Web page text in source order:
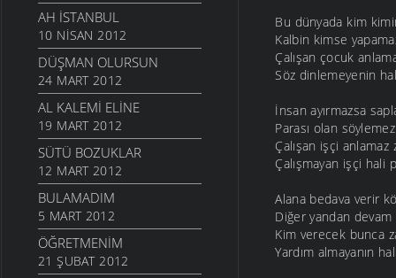
AH İSTANBUL
10 NISAN 2012
DÜŞMAN OLURSUN
24 MART 2012
AL KALEMI ELINE
19 MART 2012
SÜTÜ BOZUKLAR
12 MART 2012
BULAMADIM
5 MART 2012
ÖĞRETMENIM
21 ŞUBAT 2012
Bu dünyada kim
Kalbin kimse
Çalışan çocuk
Söz dinlemeyenin
İnsan ayırmazsa
Parası olan
Çalışan işçi anlamaz
Çalışmayan işçi hali
Alana bedava verir
Diğer yandan
Kim verecek bunca
Yardım almayanın